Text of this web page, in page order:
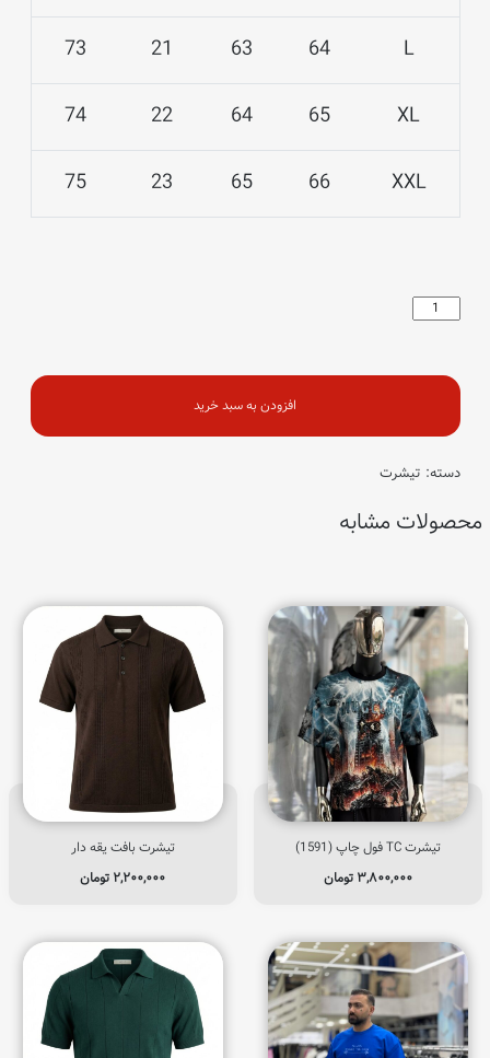
L
64
63
21
73
XL
65
64
22
74
XXL
66
65
23
75
تیشرت
کلاب
افزودن به سبد خرید
دسته: تیشرت
محصولات مشابه
تیشرت TC فول چاپ (1591)
۳,۸۰۰,۰۰۰ تومان
تیشرت بافت یقه دار
۲,۲۰۰,۰۰۰ تومان